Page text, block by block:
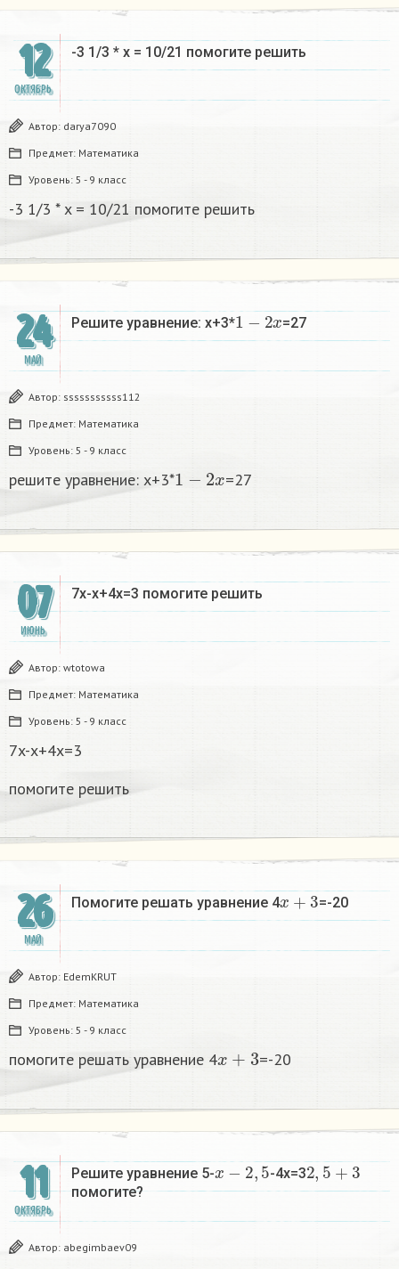
12
ОКТЯБРЬ
-3 1/3 * x = 10/21 помогите решить
Автор: darya7090
Предмет: Математика
Уровень: 5 - 9 класс
-3 1/3 * x = 10/21 помогите решить
24
МАЙ
Решите уравнение: x+3*
1 −2x
=27
Автор: sssssssssss112
Предмет: Математика
Уровень: 5 - 9 класс
решите уравнение: x+3*
1 x
=27
07
ИЮНЬ
7x-x+4x=3 помогите решить
Автор: wtotowa
Предмет: Математика
Уровень: 5 - 9 класс
7x-x+4x=3
помогите решить
26
МАЙ
Помогите решать уравнение 4
x+3
=-20
Автор: EdemKRUT
Предмет: Математика
Уровень: 5 - 9 класс
помогите решать уравнение 4 =-20
11
ОКТЯБРЬ
Решите уравнение 5-
x−25
-4x=3
2,5+3
помогите?
Автор: abegimbaev09